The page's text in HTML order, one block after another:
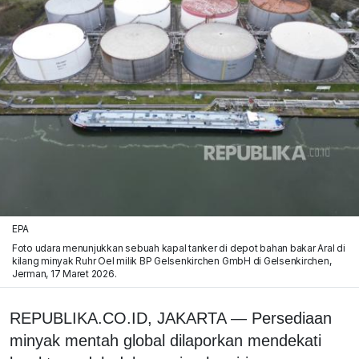
EPA
Foto udara menunjukkan sebuah kapal tanker di depot bahan bakar Aral di
kilang minyak Ruhr Oel milik BP Gelsenkirchen GmbH di Gelsenkirchen,
Jerman, 17 Maret 2026.
REPUBLIKA.CO.ID, JAKARTA — Persediaan
minyak mentah global dilaporkan mendekati